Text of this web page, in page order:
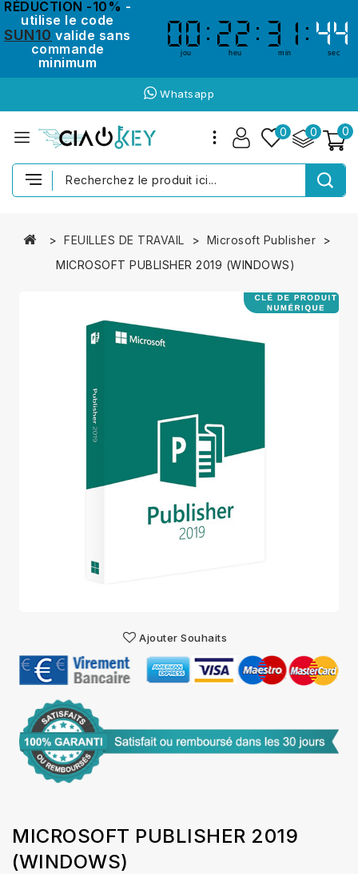
RÉDUCTION -10% -
utilise le code
SUN10 valide sans
commande
minimum
00
00
jou
22
22
heu
31
31
min
43
43
sec
Whatsapp
0
0
0
FEUILLES DE TRAVAIL
Microsoft Publisher
MICROSOFT PUBLISHER 2019 (WINDOWS)
Ajouter Souhaits
MICROSOFT PUBLISHER 2019
(WINDOWS)